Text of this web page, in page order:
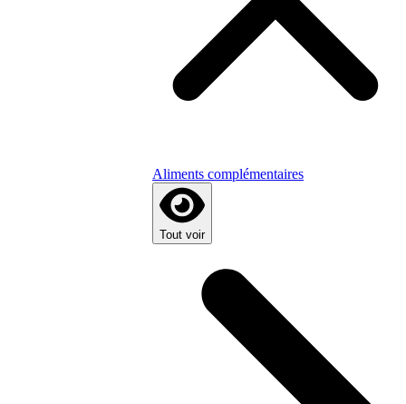
Aliments complémentaires
Tout voir